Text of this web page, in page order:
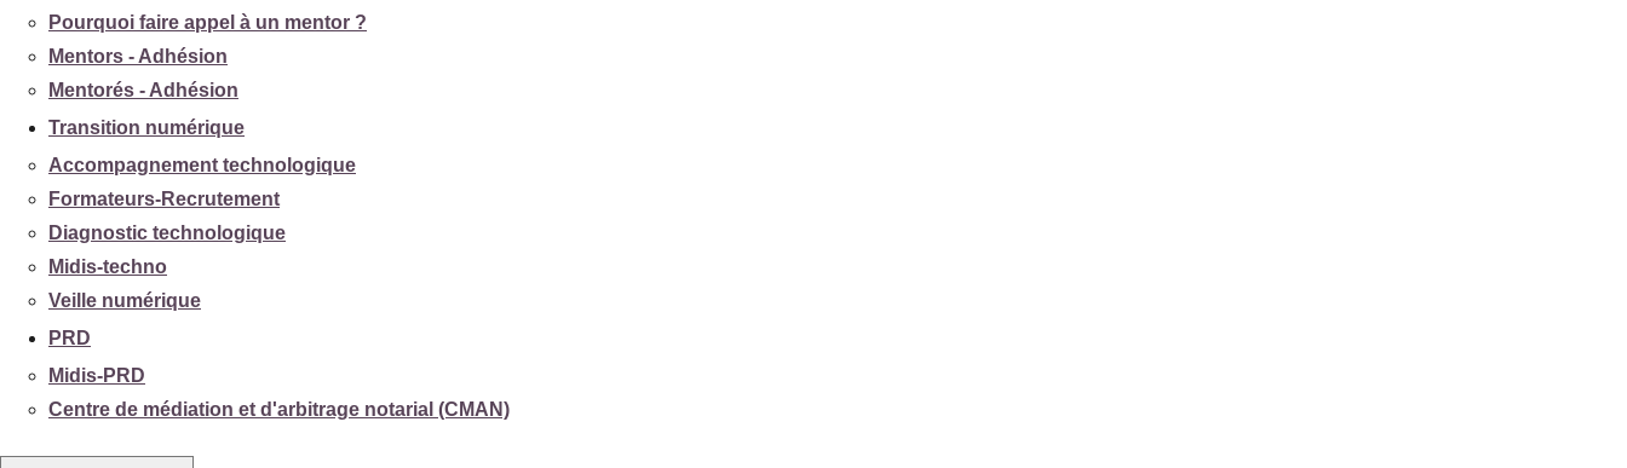
Pourquoi faire appel à un mentor ?
Mentors - Adhésion
Mentorés - Adhésion
Transition numérique
Accompagnement technologique
Formateurs-Recrutement
Diagnostic technologique
Midis-techno
Veille numérique
PRD
Midis-PRD
Centre de médiation et d'arbitrage notarial (CMAN)